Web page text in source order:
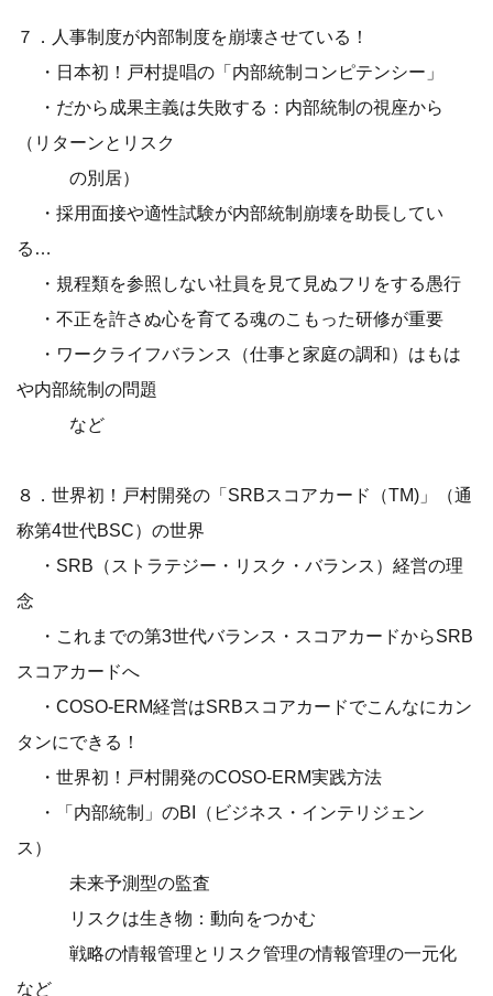
７．人事制度が内部制度を崩壊させている！
・日本初！戸村提唱の「内部統制コンピテンシー」
・だから成果主義は失敗する：内部統制の視座から
（リターンとリスク
の別居）
・採用面接や適性試験が内部統制崩壊を助長してい
る…
・規程類を参照しない社員を見て見ぬフリをする愚行
・不正を許さぬ心を育てる魂のこもった研修が重要
・ワークライフバランス（仕事と家庭の調和）はもは
や内部統制の問題
など
８．世界初！戸村開発の「SRBスコアカード（TM)」（通
称第4世代BSC）の世界
・SRB（ストラテジー・リスク・バランス）経営の理
念
・これまでの第3世代バランス・スコアカードからSRB
スコアカードへ
・COSO-ERM経営はSRBスコアカードでこんなにカン
タンにできる！
・世界初！戸村開発のCOSO-ERM実践方法
・「内部統制」のBI（ビジネス・インテリジェン
ス）
未来予測型の監査
リスクは生き物：動向をつかむ
戦略の情報管理とリスク管理の情報管理の一元化
など